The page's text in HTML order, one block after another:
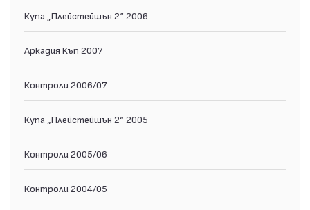
Купа „Плейстейшън 2“ 2006
Аркадия Къп 2007
Контроли 2006/07
Купа „Плейстейшън 2“ 2005
Контроли 2005/06
Контроли 2004/05